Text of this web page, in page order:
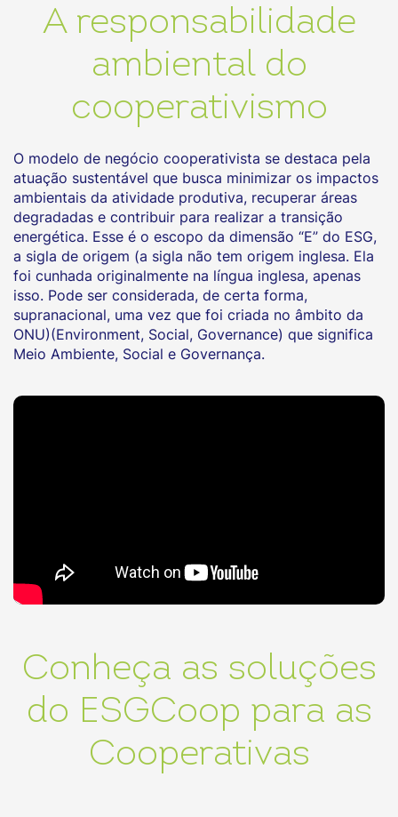
A responsabilidade
ambiental do
cooperativismo
O modelo de negócio cooperativista se destaca pela
atuação sustentável que busca minimizar os impactos
ambientais da atividade produtiva, recuperar áreas
degradadas e contribuir para realizar a transição
energética. Esse é o escopo da dimensão “E” do ESG,
a sigla de origem (a sigla não tem origem inglesa. Ela
foi cunhada originalmente na língua inglesa, apenas
isso. Pode ser considerada, de certa forma,
supranacional, uma vez que foi criada no âmbito da
ONU)(Environment, Social, Governance) que significa
Meio Ambiente, Social e Governança.
Conheça as soluções
do ESGCoop para as
Cooperativas